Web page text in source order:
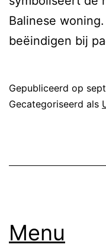
Balinese
beëindigen bij
Gepubliceerd op
Gecategoriseerd als
Menu